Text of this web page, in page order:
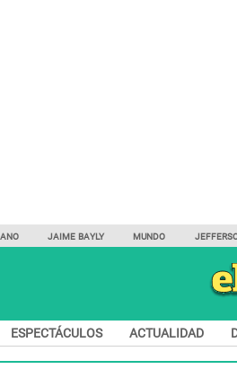
JAIME BAYLY MUNDO
ESPECTÁCULOS ACTUALIDAD